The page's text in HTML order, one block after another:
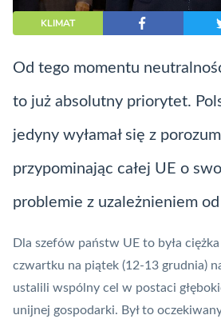
KLIMAT
Od tego momentu
to już absolutny priorytet.
jedyny wyłamał się z
przypominając całej UE o
problemie z uzależnieniem
Dla szefów państw UE to była
czwartku na piątek (12-13 grudnia)
ustalili wspólny cel w postaci
unijnej gospodarki. Był to